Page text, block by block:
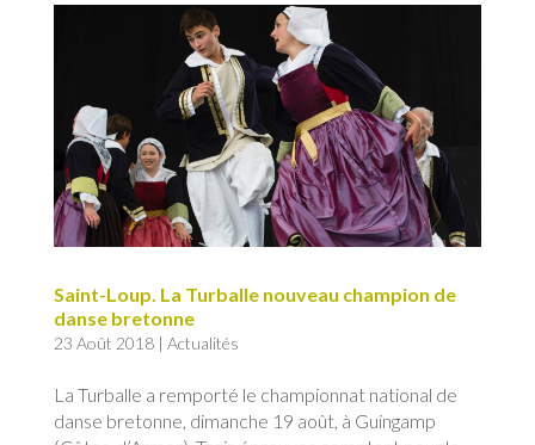
Saint-Loup. La Turballe nouveau champion de
danse bretonne
23 Août 2018| Actualités
La Turballe a remporté le championnat national de
danse bretonne, dimanche 19 août, à Guingamp